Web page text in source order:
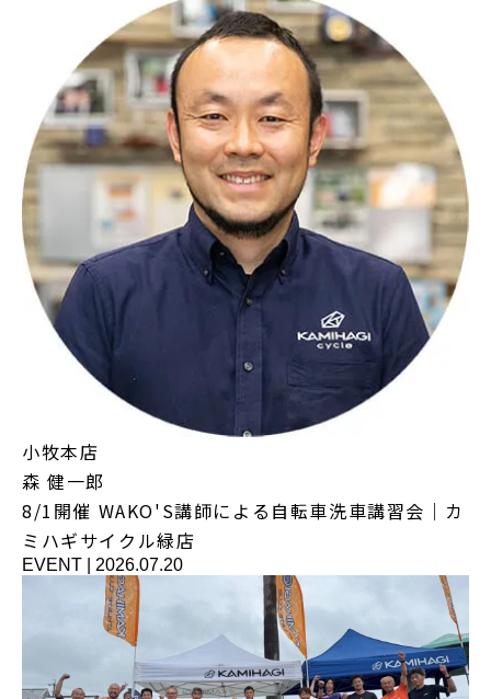
小牧本店
森 健一郎
8/1開催 WAKO'S講師による自転車洗車講習会｜カ
ミハギサイクル緑店
EVENT 2026.07.20